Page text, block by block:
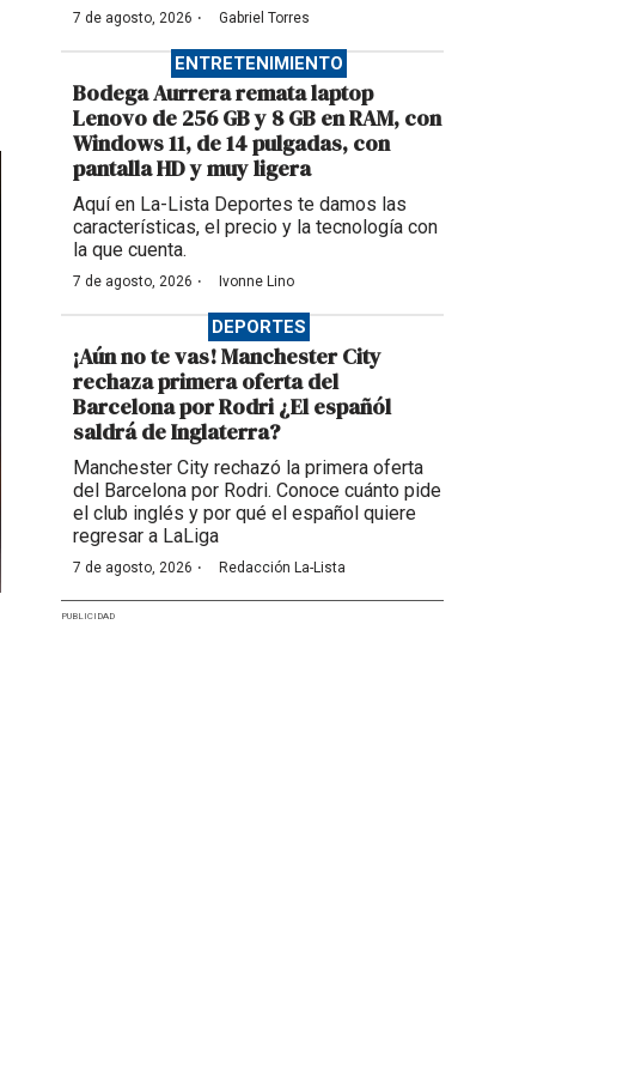
7 de agosto, 2026 · Gabriel Torres
ENTRETENIMIENTO
Bodega Aurrera remata laptop
Lenovo de 256 GB y 8 GB en RAM, con
Windows 11, de 14 pulgadas, con
pantalla HD y muy ligera
Aquí en La-Lista Deportes te damos las
características, el precio y la tecnología con
la que cuenta.
7 de agosto, 2026 · Ivonne Lino
DEPORTES
¡Aún no te vas! Manchester City
rechaza primera oferta del
Barcelona por Rodri ¿El españól
saldrá de Inglaterra?
Manchester City rechazó la primera oferta
del Barcelona por Rodri. Conoce cuánto pide
el club inglés y por qué el español quiere
regresar a LaLiga
7 de agosto, 2026 · Redacción La-Lista
PUBLICIDAD